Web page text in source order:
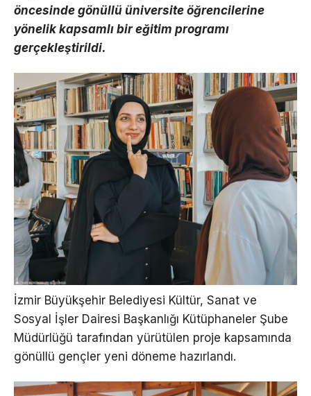
öncesinde gönüllü üniversite öğrencilerine
yönelik kapsamlı bir eğitim programı
gerçekleştirildi.
İzmir Büyükşehir Belediyesi Kültür, Sanat ve
Sosyal İşler Dairesi Başkanlığı Kütüphaneler Şube
Müdürlüğü tarafından yürütülen proje kapsamında
gönüllü gençler yeni döneme hazırlandı.